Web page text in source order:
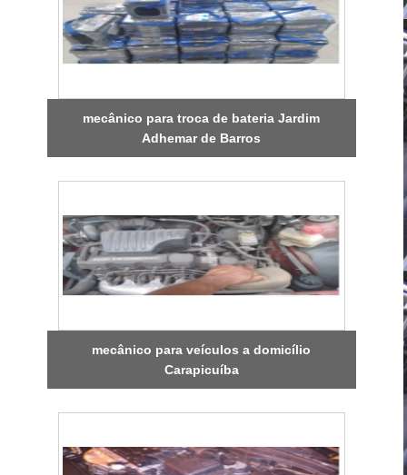
mecânico para troca de bateria Jardim
Adhemar de Barros
mecânico para veículos a domicílio
Carapicuíba